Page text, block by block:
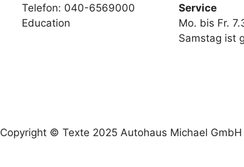
Telefon: 040-6569000
Education
Service
Mo. bis Fr.
Samstag ist
Copyright © Texte 2025 Autohaus Michael